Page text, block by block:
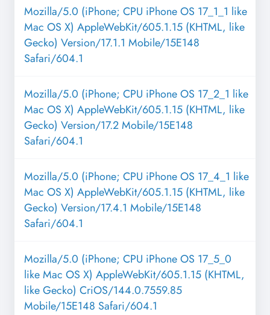
Mozilla/5.0 (iPhone; CPU iPhone OS 17_1_1 like
Mac OS X) AppleWebKit/605.1.15 (KHTML, like
Gecko) Version/17.1.1 Mobile/15E148
Safari/604.1
Mozilla/5.0 (iPhone; CPU iPhone OS 17_2_1 like
Mac OS X) AppleWebKit/605.1.15 (KHTML, like
Gecko) Version/17.2 Mobile/15E148
Safari/604.1
Mozilla/5.0 (iPhone; CPU iPhone OS 17_4_1 like
Mac OS X) AppleWebKit/605.1.15 (KHTML, like
Gecko) Version/17.4.1 Mobile/15E148
Safari/604.1
Mozilla/5.0 (iPhone; CPU iPhone OS 17_5_0
like Mac OS X) AppleWebKit/605.1.15 (KHTML,
like Gecko) CriOS/144.0.7559.85
Mobile/15E148 Safari/604.1